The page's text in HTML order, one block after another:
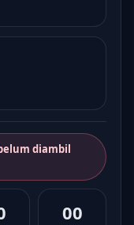
diambil
00